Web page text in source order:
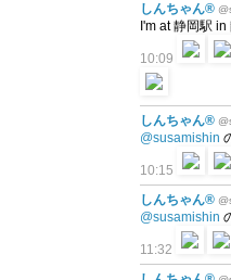
しんちゃん®
I'm at 静岡駅
10:09
しんちゃん®
@susamishin
10:15
しんちゃん®
@susamishin
11:32